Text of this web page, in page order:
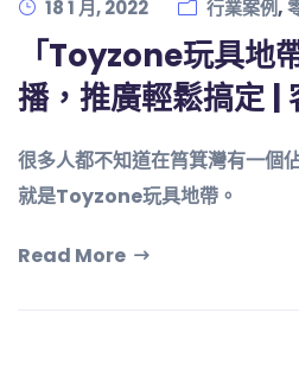
18 1 月, 2022 行業案例,
「Toyzone玩具地
播，推廣輕鬆搞定 |
很多人都不知道在筲箕灣有一個
就是Toyzone玩具地帶。
Read More